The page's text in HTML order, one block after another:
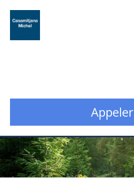
Appeler